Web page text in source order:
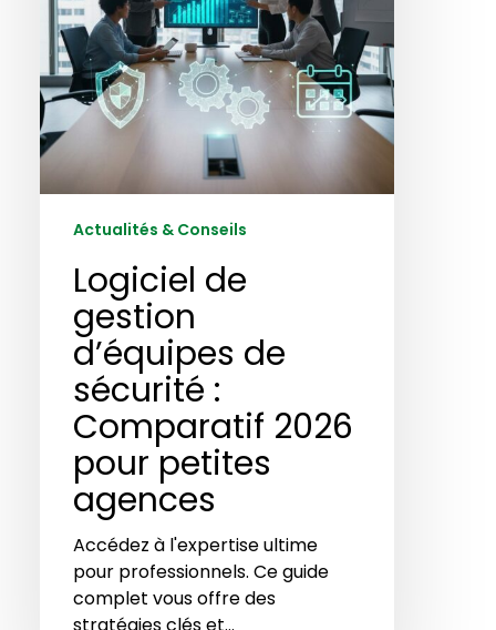
Comparatif
2026
pour
petites
agences
Actualités & Conseils
Logiciel de
gestion
d’équipes de
sécurité :
Comparatif 2026
pour petites
agences
Accédez à l'expertise ultime
pour professionnels. Ce guide
complet vous offre des